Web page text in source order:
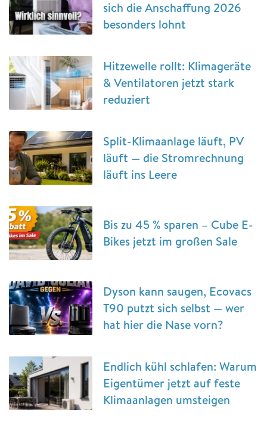
sich die Anschaffung 2026
besonders lohnt
Hitzewelle rollt: Klimageräte
& Ventilatoren jetzt stark
reduziert
Split-Klimaanlage läuft, PV
läuft — die Stromrechnung
läuft ins Leere
Bis zu 45 % sparen – Cube E-
Bikes jetzt im großen Sale
Dyson kann saugen, Ecovacs
T90 putzt sich selbst — wer
hat hier die Nase vorn?
Endlich kühl schlafen: Warum
Eigentümer jetzt auf feste
Klimaanlagen umsteigen